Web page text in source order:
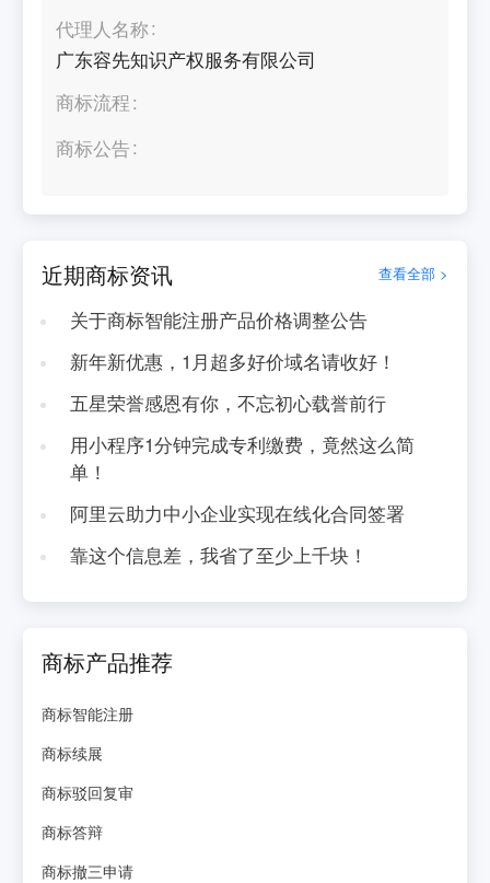
代理人名称
广东容先知识产权服务有限公司
商标流程
商标公告
近期商标资讯 查看全部 >
关于商标智能注册产品价格调整公告
新年新优惠，1月超多好价域名请收好！
五星荣誉感恩有你，不忘初心载誉前行
用小程序1分钟完成专利缴费，竟然这么简
单！
阿里云助力中小企业实现在线化合同签署
靠这个信息差，我省了至少上千块！
商标产品推荐
商标智能注册
商标续展
商标驳回复审
商标答辩
商标撤三申请